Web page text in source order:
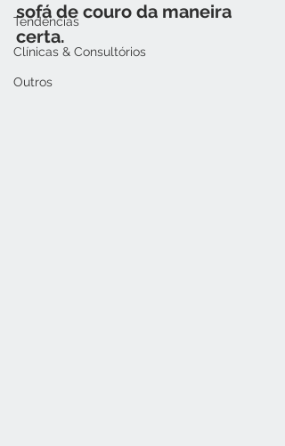
Tendências
Clínicas & Consultórios
Outros
sofá de couro da maneira
certa.